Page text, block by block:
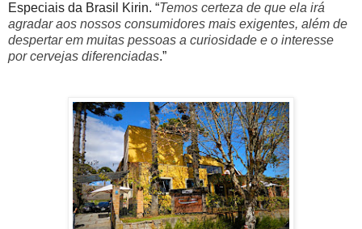
Especiais da Brasil Kirin. “Temos certeza de que ela irá
agradar aos nossos consumidores mais exigentes, além de
despertar em muitas pessoas a curiosidade e o interesse
por cervejas diferenciadas.”